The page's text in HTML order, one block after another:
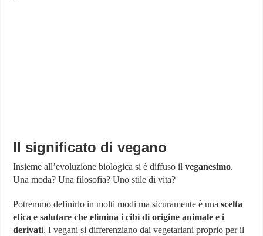
Il significato di vegano
Insieme all’evoluzione biologica si è diffuso ilveganesimo.
Una moda? Una filosofia? Uno stile di vita?
Potremmo definirlo in molti modi ma sicuramente è unascelta
etica e salutare che elimina i cibi di origine animale e i
derivati. I vegani si differenziano dai vegetariani proprio per il